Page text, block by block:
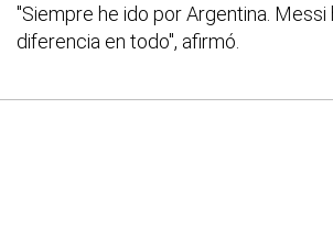
"Siempre he ido por Argentina. Messi
diferencia en todo", afirmó.